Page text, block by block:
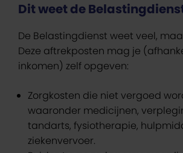
Dit weet de
De Belastingdienst weet veel,
Deze aftrekposten mag je
inkomen) zelf opgeven:
Zorgkosten die niet vergoed
waaronder medicijnen,
tandarts, fysiotherapie,
ziekenvervoer.